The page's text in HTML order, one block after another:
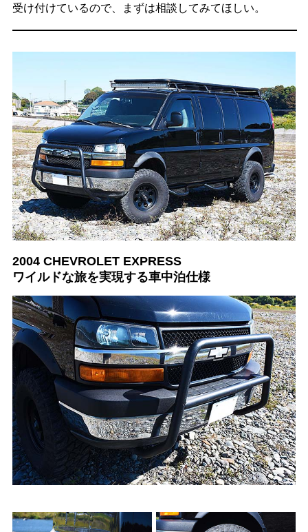
受け付けているので、まずは相談してみてほしい。
2004 CHEVROLET EXPRESS
ワイルドな旅を実現する車中泊仕様